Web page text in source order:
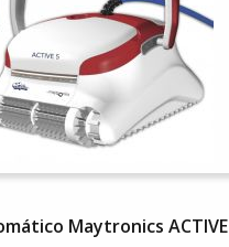
Maytronics ACTIVE